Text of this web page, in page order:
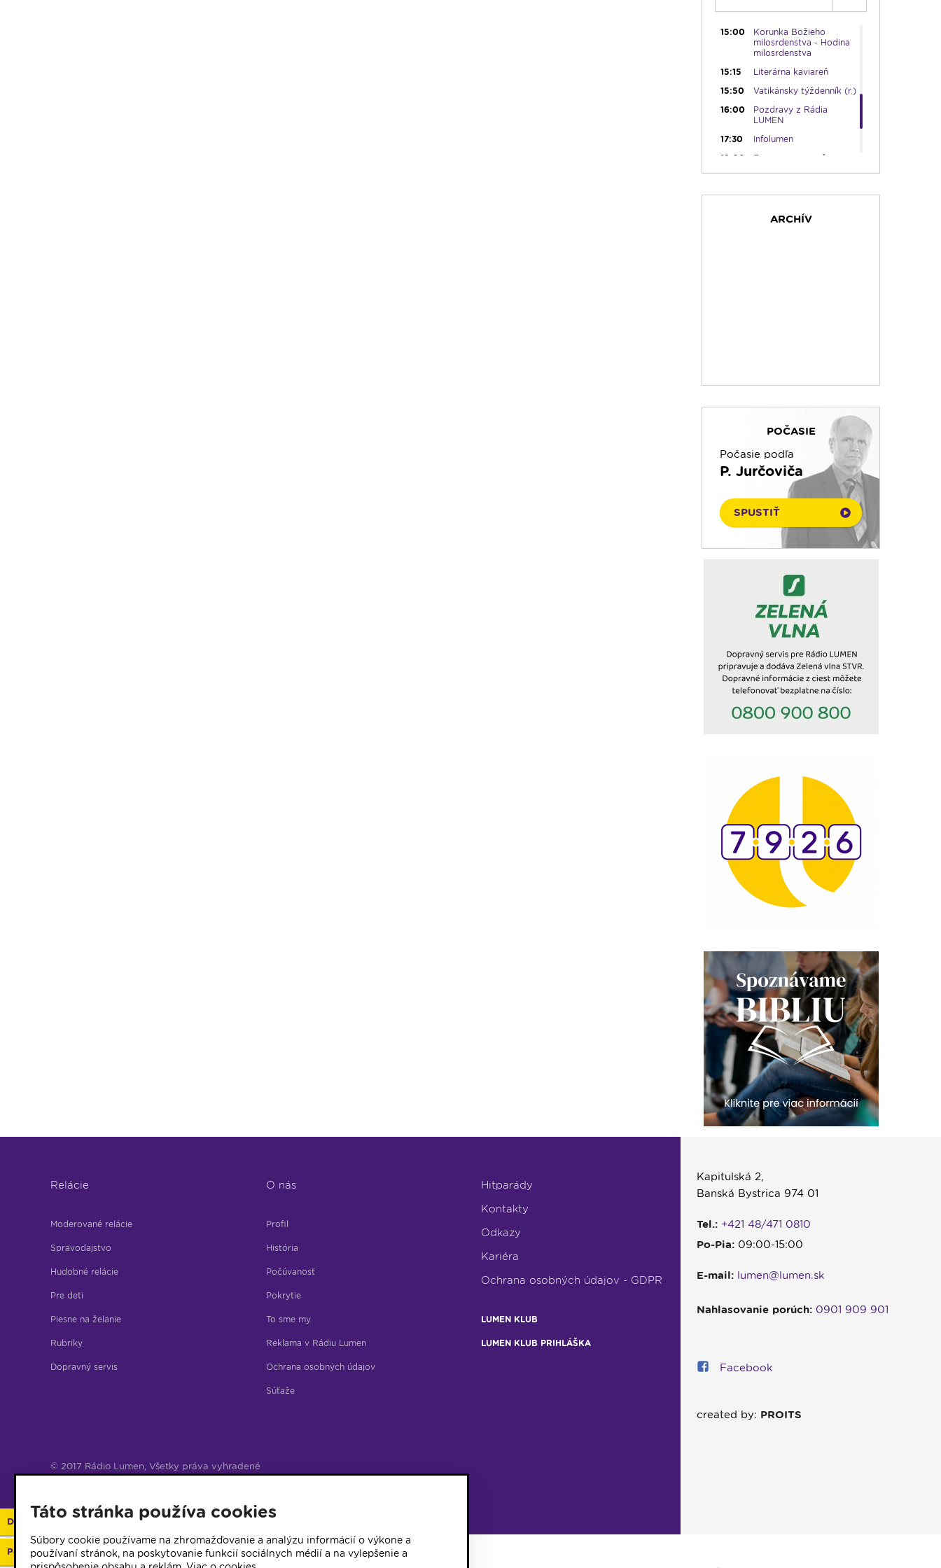
14:00
Vyznania - repríza
15:00
Korunka Božieho
milosrdenstva - Hodina
milosrdenstva
15:15
Literárna kaviareň
15:50
Vatikánsky týždenník (r.)
16:00
Pozdravy z Rádia
LUMEN
17:30
Infolumen
18:00
Emauzy - sv. omša
Vešpery
ARCHÍV
POČASIE
Počasie podľa
P. Jurčoviča
SPUSTIŤ
Relácie
Moderované relácie
Spravodajstvo
Hudobné relácie
Pre deti
Piesne na želanie
Rubriky
Dopravný servis
O nás
Profil
História
Počúvanosť
Pokrytie
To sme my
Reklama v Rádiu Lumen
Ochrana osobných údajov
Súťaže
Hitparády
Kontakty
Odkazy
Kariéra
Ochrana osobných údajov - GDPR
LUMEN KLUB
LUMEN KLUB PRIHLÁŠKA
Kapitulská 2,
Banská Bystrica 974 01
Tel.: +421 48/471 0810
Po-Pia:09:00-15:00
E-mail: lumen@lumen.sk
Nahlasovanie porúch: 0901 909 901
Facebook
created by: PROITS
© 2017 Rádio Lumen, Všetky práva vyhradené
Darujte 2%
Podporte vaše rádio
Táto stránka používa cookies
Súbory cookie používame na zhromažďovanie a analýzu informácií o výkone a
používaní stránok, na poskytovanie funkcií sociálnych médií a na vylepšenie a